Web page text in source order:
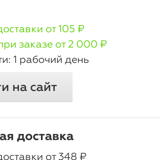
oт 105 ₽
заказе от 2 000 ₽
1 рабочий день
на сайт
доставка
oт 348 ₽